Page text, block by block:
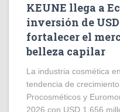
KEUNE llega a
inversión de
fortalecer el
belleza capilar
La industria cosmética
tendencia de
Procosméticos y
2026 con USD 1.656